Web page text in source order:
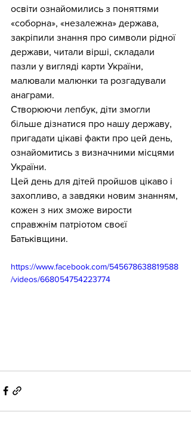
освіти ознайомились з поняттями
«соборна», «незалежна» держава,
закріпили знання про символи рідної
держави, читали вірші, складали
пазли у вигляді карти України,
малювали малюнки та розгадували
анаграми.
Створюючи лепбук, діти змогли
більше дізнатися про нашу державу,
пригадати цікаві факти про цей день,
ознайомитись з визначними місцями
України.
Цей день для дітей пройшов цікаво і
захопливо, а завдяки новим знанням,
кожен з них зможе вирости
справжнім патріотом своєї
Батьківщини.
https://www.facebook.com/545678638819588
/videos/668054754223774